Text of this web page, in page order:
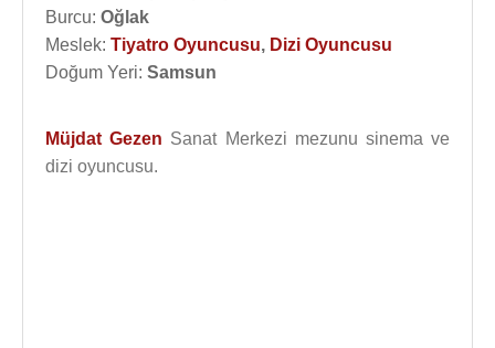
Burcu: Oğlak
Meslek: Tiyatro Oyuncusu, Dizi Oyuncusu
Doğum Yeri: Samsun
Müjdat Gezen Sanat Merkezi mezunu sinema ve
dizi oyuncusu.